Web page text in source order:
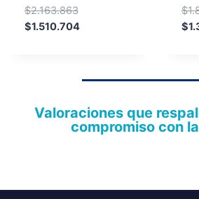
$2.163.863
$1.510.704
$
$
Valoraciones que
compromiso con